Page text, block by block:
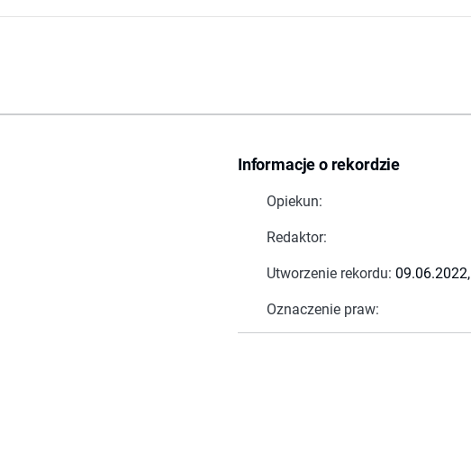
Informacje o rekordzie
Opiekun:
Redaktor:
Utworzenie rekordu:
Oznaczenie praw: